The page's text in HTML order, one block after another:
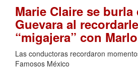
Marie Claire se burla
Guevara al
“migajera” con
Las conductoras recordaron
Famosos México